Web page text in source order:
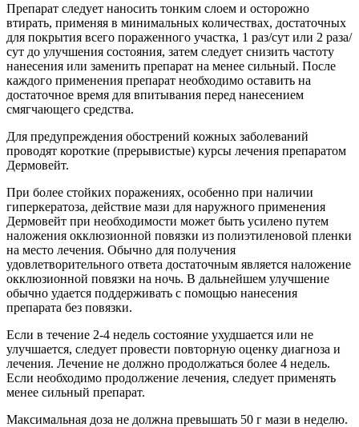
Препарат следует наносить тонким слоем и осторожно
втирать, применяя в минимальных количествах, достаточных
для покрытия всего пораженного участка, 1 раз/сут или 2 раза/
сут до улучшения состояния, затем следует снизить частоту
нанесения или заменить препарат на менее сильный. После
каждого применения препарат необходимо оставить на
достаточное время для впитывания перед нанесением
смягчающего средства.
Для предупреждения обострений кожных заболеваний
проводят короткие (прерывистые) курсы лечения препаратом
Дермовейт.
При более стойких поражениях, особенно при наличии
гиперкератоза, действие мази для наружного применения
Дермовейт при необходимости может быть усилено путем
наложения окклюзионной повязки из полиэтиленовой пленки
на место лечения. Обычно для получения
удовлетворительного ответа достаточным является наложение
окклюзионной повязки на ночь. В дальнейшем улучшение
обычно удается поддерживать с помощью нанесения
препарата без повязки.
Если в течение 2-4 недель состояние ухудшается или не
улучшается, следует провести повторную оценку диагноза и
лечения. Лечение не должно продолжаться более 4 недель.
Если необходимо продолжение лечения, следует применять
менее сильный препарат.
Максимальная доза не должна превышать 50 г мази в неделю.